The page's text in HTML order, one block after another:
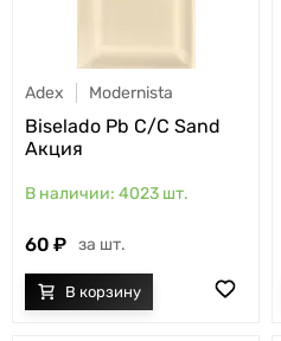
Adex Modernista
Biselado Pb C/C Sand
Акция
4023 шт.
60 шт.